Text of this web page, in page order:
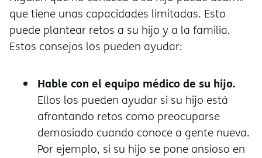
que tiene unas capacidades limitadas. Esto
puede plantear retos a su hijo y a la familia.
Estos consejos los pueden ayudar:
Hable con el equipo médico de su hijo.
Ellos los pueden ayudar si su hijo est
afrontando retos como preocuparse
demasiado cuando conoce a gente nueva.
Por ejemplo, si su hijo se pone ansioso en